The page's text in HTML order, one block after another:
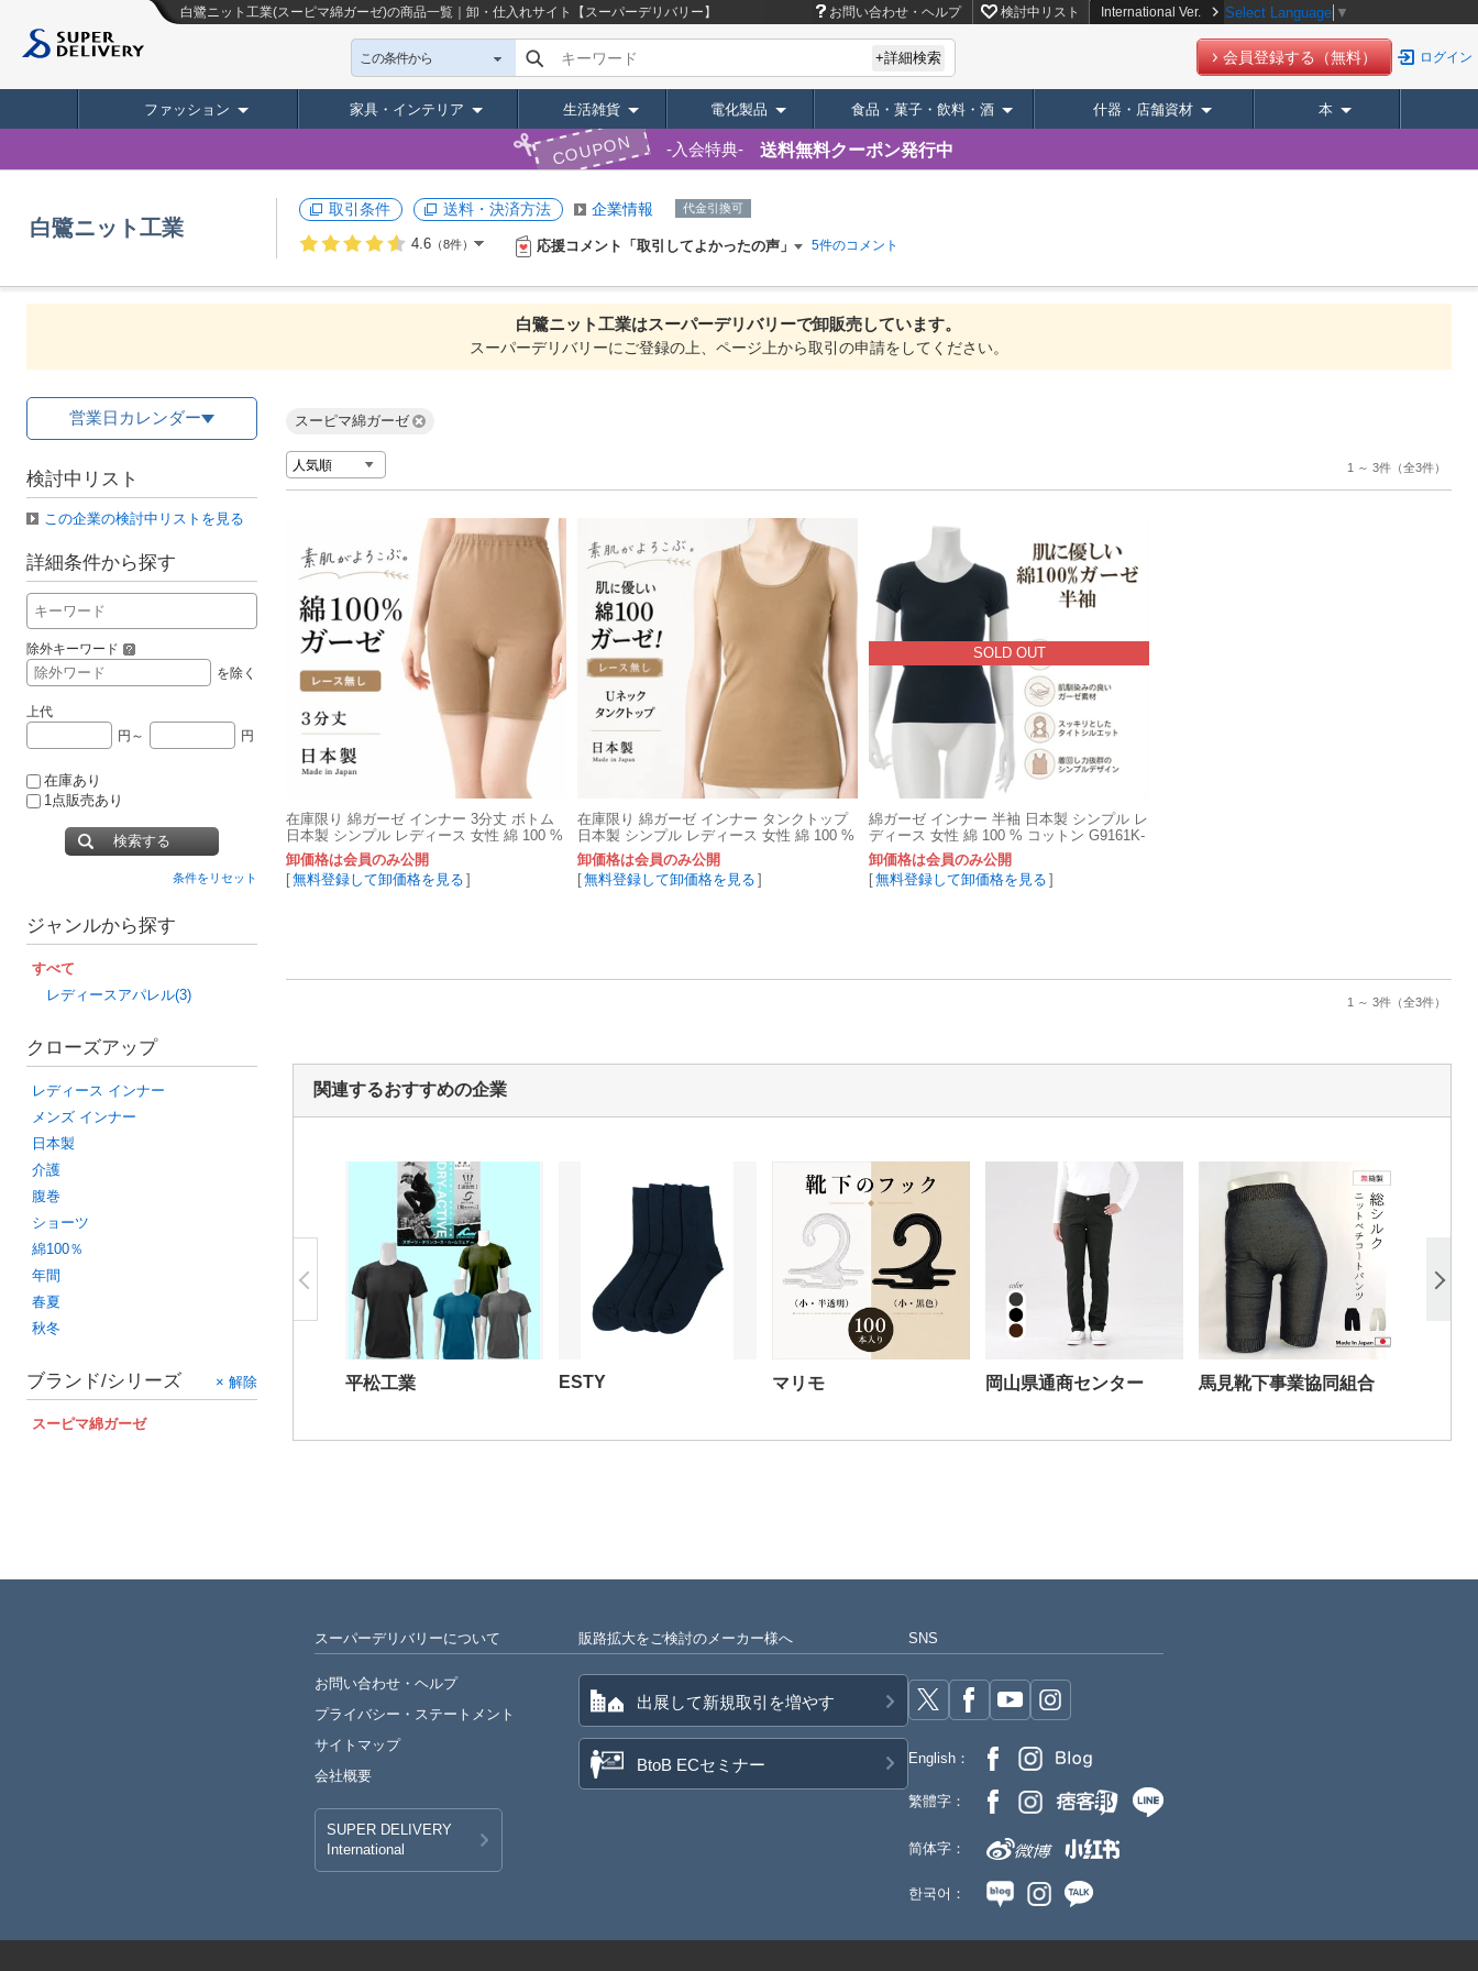
白鷺ニット工業(スーピマ綿ガーゼ)の商品一覧｜卸・仕入れサイト【スーパーデリバリー】 お問い合わせ・ヘルプ 検討中リスト International Ver. Select Language ▼
この条件から キーワード +詳細検索 会員登録する（無料） ログイン
ファッション 家具・インテリア 生活雑貨 電化製品 食品・菓子・飲料・酒 什器・店舗資材 本
COUPON 入会特典 送料無料クーポン発行中
白鷺ニット工業
取引条件 送料・決済方法 企業情報 代金引換可
4.6 （8件） 応援コメント「取引してよかったの声」 5件のコメント
白鷺ニット工業はスーパーデリバリーで卸販売しています。
スーパーデリバリーにご登録の上、ページ上から取引の申請をしてください。
営業日カレンダー
検討中リスト
この企業の検討中リストを見る
詳細条件から探す
除外キーワード
を除く
上代
円～
円
在庫あり
1点販売あり
検索する
条件をリセット
ジャンルから探す
すべて
レディースアパレル(3)
クローズアップ
レディース インナー
メンズ インナー
日本製
介護
腹巻
ショーツ
綿100％
年間
春夏
秋冬
ブランド/シリーズ × 解除
スーピマ綿ガーゼ
スーピマ綿ガーゼ
1 ～ 3件 （全3件）
在庫限り 綿ガーゼ インナー 3分丈 ボトム
日本製 シンプル レディース 女性 綿 100 %
コットン G9165K-RT
卸価格は会員のみ公開
[無料登録して卸価格を見る ]
在庫限り 綿ガーゼ インナー タンクトップ
日本製 シンプル レディース 女性 綿 100 %
コットン G9160K-RT
卸価格は会員のみ公開
[無料登録して卸価格を見る ]
SOLD OUT
綿ガーゼ インナー 半袖 日本製 シンプル レ
ディース 女性 綿 100 % コットン G9161K-
RT
卸価格は会員のみ公開
[無料登録して卸価格を見る ]
1 ～ 3件 （全3件）
関連するおすすめの企業
平松工業 ESTY マリモ 岡山県通商センター 馬見靴下事業協同組合
スーパーデリバリーについて
お問い合わせ・ヘルプ
プライバシー・ ステートメント
サイトマップ
会社概要
SUPER DELIVERY
International
販路拡大をご検討のメーカー様へ
出展して新規取引を増やす
BtoB ECセミナー
SNS
English：
繁體字：
简体字：
한국어：